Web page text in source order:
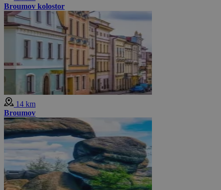
Broumov kolostor
14 km
Broumov